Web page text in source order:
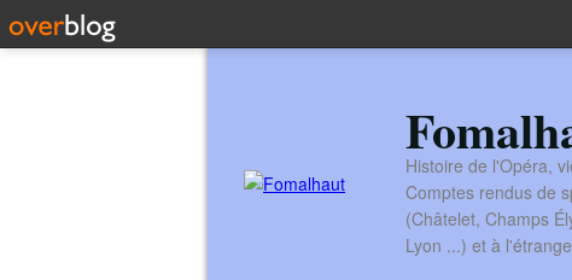
Histoire de l'Opéra,
Comptes rendus de
(Châtelet, Champs
Lyon ...) et à